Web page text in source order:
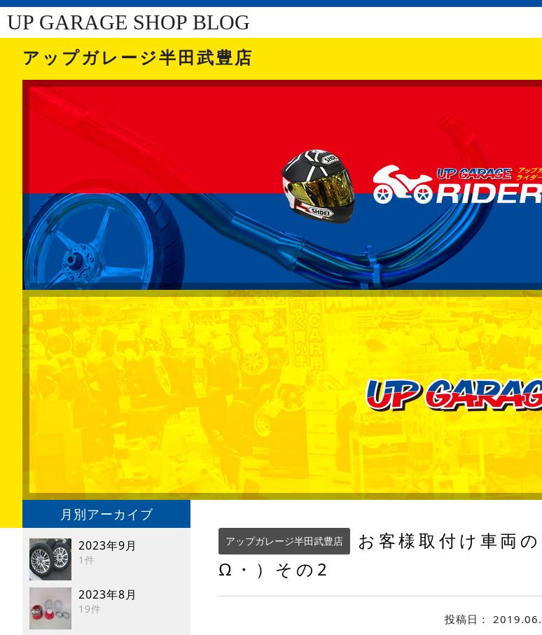
UP GARAGE SHOP BLOG
アップガレージ半田武豊店
月別アーカイブ
2023年9月
1件
2023年8月
19件
アップガレージ半田武豊店
お客様取付け車両
Ω・）その2
投稿日：